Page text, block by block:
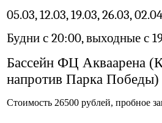
05.03, 12.03, 19.03, 26.03, 02.04
Будни с 20:00, выходные с
Бассейн ФЦ Акваарена
напротив Парка Победы)
Стоимость 26500 рублей, пробное